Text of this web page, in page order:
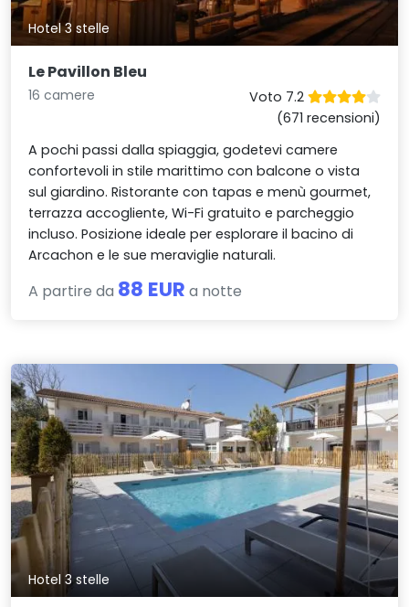
Hotel 3 stelle
Le Pavillon Bleu
16 camere
Voto 7.2
(671 recensioni)
A pochi passi dalla spiaggia, godetevi camere
confortevoli in stile marittimo con balcone o vista
sul giardino. Ristorante con tapas e menù gourmet,
terrazza accogliente, Wi-Fi gratuito e parcheggio
incluso. Posizione ideale per esplorare il bacino di
Arcachon e le sue meraviglie naturali.
A partire da 88 EUR a notte
Hotel 3 stelle